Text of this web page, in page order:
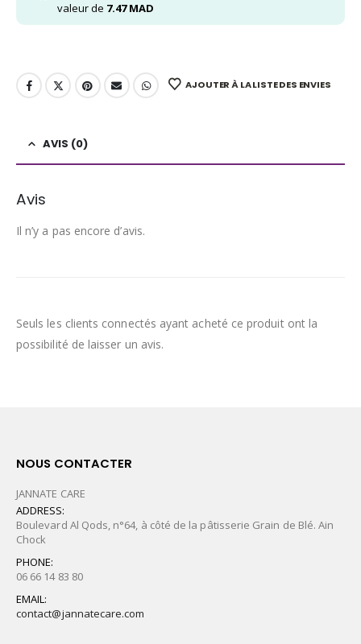
valeur de 7.47MAD
AJOUTER À LA LISTE DES ENVIES
AVIS (0)
Avis
Il n’y a pas encore d’avis.
Seuls les clients connectés ayant acheté ce produit ont la
possibilité de laisser un avis.
NOUS CONTACTER
JANNATE CARE
ADDRESS:
Boulevard Al Qods, n°64, à côté de la pâtisserie Grain de Blé. Ain
Chock
PHONE:
06 66 14 83 80
EMAIL:
contact@jannatecare.com